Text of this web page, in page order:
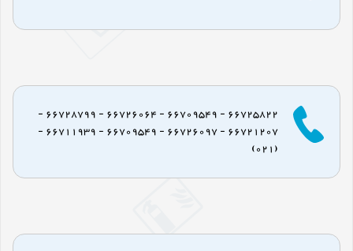
66725822 - 66709549 - 66726064 - 66728799 -
66721207 - 66726097 - 66709549 - 66711939 -
(021)